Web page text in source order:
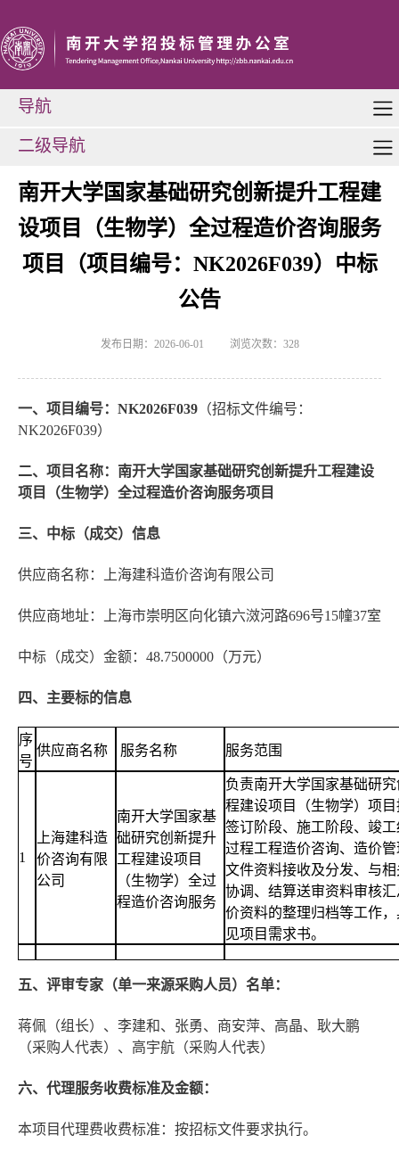
导航
二级导航
南开大学国家基础研究创新提升工程建
设项目（生物学）全过程造价咨询服务
项目（项目编号：NK2026F039）中标
公告
发布日期：2026-06-01 浏览次数： 328
一、项目编号：NK2026F039 （招标文件编号：
NK2026F039）
二、项目名称：南开大学国家基础研究创新提升工程建设
项目（生物学）全过程造价咨询服务项目
三、中标（成交）信息
供应商名称：上海建科造价咨询有限公司
供应商地址：上海市崇明区向化镇六滧河路696号15幢37室
中标（成交）金额：48.7500000（万元）
四、主要标的信息
序
号
供应商名称 服务名称 服务范围
1
上海建科造
价咨询有限
公司
南开大学国家基
础研究创新提升
工程建设项目
（生物学）全过
程造价咨询服务
负责南开大学国家基础研
程建设项目（生物学）项
签订阶段、施工阶段、竣
过程工程造价咨询、造价
文件资料接收及分发、与
协调、结算送审资料审核
价资料的整理归档等工作
见项目需求书。
五、评审专家（单一来源采购人员）名单：
蒋佩（组长）、李建和、张勇、商安萍、高晶、耿大鹏
（采购人代表）、高宇航（采购人代表）
六、代理服务收费标准及金额：
本项目代理费收费标准：按招标文件要求执行。